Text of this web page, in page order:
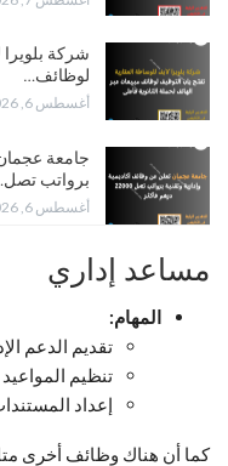
شركة بلويرا
لوظائف…
أغسطس 6, 2026
جامعة
برواتب
أغسطس 6, 2026
مساعد إداري
المهام:
تقديم الدعم
تنظيم
إعداد
كما أن هناك وظائف أخرى